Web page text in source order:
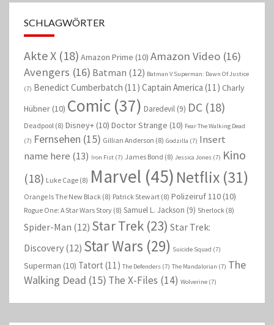
SCHLAGWÖRTER
Akte X (18) Amazon Prime (10) Amazon Video (16)
Avengers (16) Batman (12) Batman V Superman: Dawn Of Justice
(7) Benedict Cumberbatch (11) Captain America (11) Charly
Hübner (10) Comic (37) Daredevil (9) DC (18)
Deadpool (8) Disney+ (10) Doctor Strange (10) Fear The Walking Dead
(7) Fernsehen (15) Gillian Anderson (8) Godzilla (7) Insert
name here (13) Iron Fist (7) James Bond (8) Jessica Jones (7) Kino
(18) Luke Cage (8) Marvel (45) Netflix (31)
Orange Is The New Black (8) Patrick Stewart (8) Polizeiruf 110 (10)
Rogue One: A Star Wars Story (8) Samuel L. Jackson (9) Sherlock (8)
Spider-Man (12) Star Trek (23) Star Trek:
Discovery (12) Star Wars (29) Suicide Squad (7)
Superman (10) Tatort (11) The Defenders (7) The Mandalorian (7) The
Walking Dead (15) The X-Files (14) Wolverine (7)